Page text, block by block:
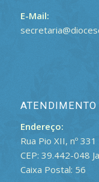
E-Mail:
ATENDIMENTO
Endereço:
Rua Pio XII, nº
CEP: 39.442-048
Caixa Postal: 56